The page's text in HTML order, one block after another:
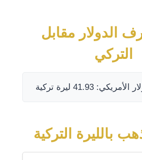
الدولار مقابل
التركي
41.93 ليرة تركية
بالليرة التركية